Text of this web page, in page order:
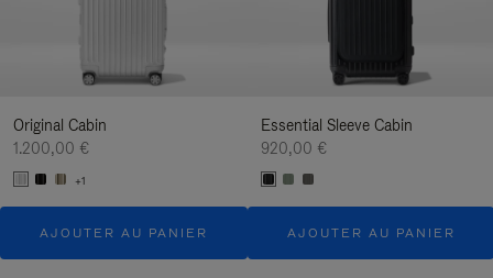
Original Cabin
1.200,00 €
+1
AJOUTER AU PANIER
Essential Sleeve Cabin
920,00 €
AJOUTER AU PANIER